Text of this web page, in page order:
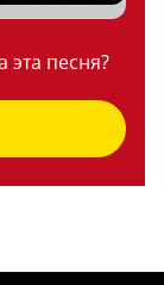
эта песня?